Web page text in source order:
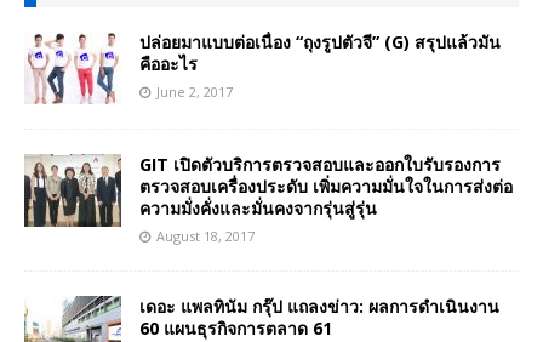
ปล่อยมาแบบต่อเนื่อง “ถุงรูปตัวจี” (G) สรุปแล้วมัน
คืออะไร
June 2, 2017
GIT เปิดตัวบริการตรวจสอบและออกใบรับรองการ
ตรวจสอบเครื่องประดับ เพิ่มความมั่นใจในการส่งต่อ
ความมั่งคั่งและมั่นคงจากรุ่นสู่รุ่น
August 18, 2017
เดอะ แพลทินัม กรุ๊ป แถลงข่าว: ผลการดำเนินงาน
60 แผนธุรกิจการตลาด 61